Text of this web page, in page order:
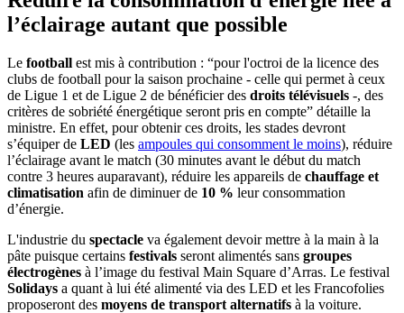
l’éclairage autant que possible
Le football est mis à contribution : “pour l'octroi de la licence des
clubs de football pour la saison prochaine - celle qui permet à ceux
de Ligue 1 et de Ligue 2 de bénéficier des droits télévisuels -, des
critères de sobriété énergétique seront pris en compte” détaille la
ministre. En effet, pour obtenir ces droits, les stades devront
s’équiper de LED (les ampoules qui consomment le moins), réduire
l’éclairage avant le match (30 minutes avant le début du match
contre 3 heures auparavant), réduire les appareils de chauffage et
climatisation afin de diminuer de 10 % leur consommation
d’énergie.
L'industrie du spectacle va également devoir mettre à la main à la
pâte puisque certains festivals seront alimentés sans groupes
électrogènes à l’image du festival Main Square d’Arras. Le festival
Solidays a quant à lui été alimenté via des LED et les Francofolies
proposeront des moyens de transport alternatifs à la voiture.